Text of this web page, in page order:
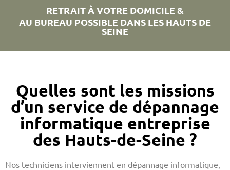
RETRAIT À VOTRE DOMICILE &
AU BUREAU POSSIBLE DANS LES HAUTS DE
SEINE
Quelles sont les missions
d’un service de dépannage
informatique entreprise
des Hauts-de-Seine ?
Nos techniciens interviennent en dépannage informatique,